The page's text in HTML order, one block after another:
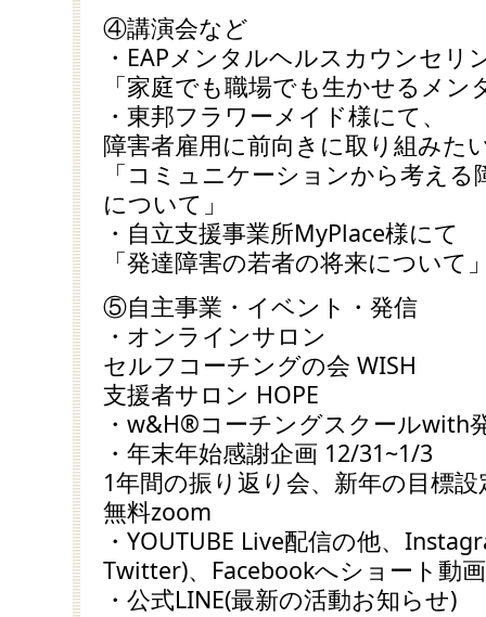
④講演会など
・EAPメンタルヘルスカウンセリ
「家庭でも職場でも生かせるメ
・東邦フラワーメイド様にて、
障害者雇用に前向きに取り組みた
「コミュニケーションから考え
について」
・自立支援事業所MyPlace様にて
「発達障害の若者の将来について
⑤自主事業・イベント・発信
・オンラインサロン
セルフコーチングの会 WISH
支援者サロン HOPE
・w&H®コーチングスクールwith
・年末年始感謝企画 12/31~1/3
1年間の振り返り会、新年の目標
無料zoom
・YOUTUBE Live配信の他、
Twitter)、Facebookへショート動
・公式LINE(最新の活動お知らせ)